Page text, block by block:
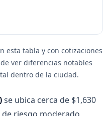
esta tabla y con cotizaciones
ver diferencias notables
dentro de la ciudad.
)se ubica cerca de $1,630